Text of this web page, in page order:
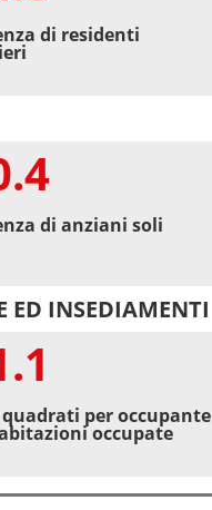
di residenti
di anziani soli
ED INSEDIAMENTI
per occupante
occupate